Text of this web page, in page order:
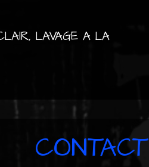
LAVAGE A LA
CONTACT